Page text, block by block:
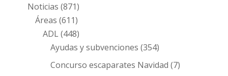
Noticias (871)
Áreas (611)
ADL(448)
Ayudas y subvenciones (354)
Concurso escaparates Navidad (7)